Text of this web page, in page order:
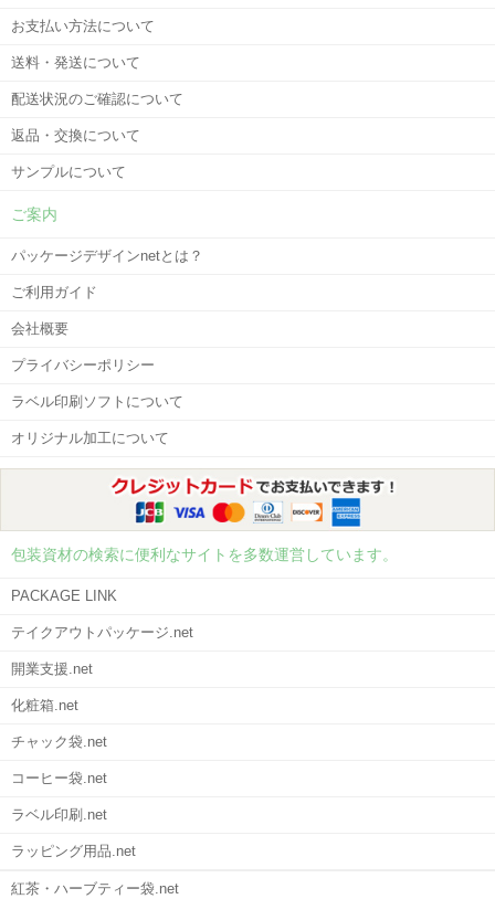
お支払い方法について
送料・発送について
配送状況のご確認について
返品・交換について
サンプルについて
ご案内
パッケージデザインnetとは？
ご利用ガイド
会社概要
プライバシーポリシー
ラベル印刷ソフトについて
オリジナル加工について
包装資材の検索に便利なサイトを多数運営しています。
PACKAGE LINK
テイクアウトパッケージ.net
開業支援.net
化粧箱.net
チャック袋.net
コーヒー袋.net
ラベル印刷.net
ラッピング用品.net
紅茶・ハーブティー袋.net